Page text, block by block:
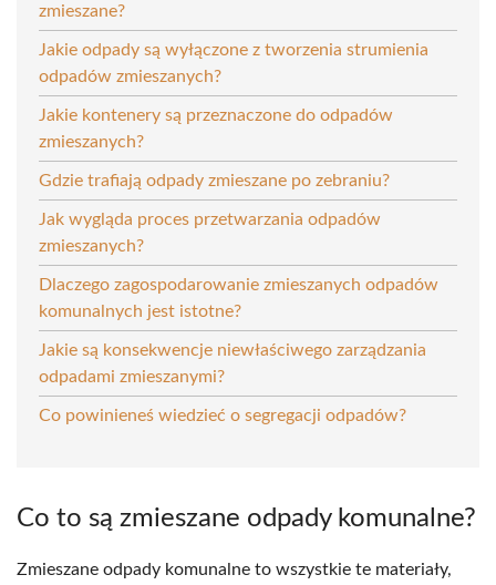
zmieszane?
Jakie odpady są wyłączone z tworzenia strumienia
odpadów zmieszanych?
Jakie kontenery są przeznaczone do odpadów
zmieszanych?
Gdzie trafiają odpady zmieszane po zebraniu?
Jak wygląda proces przetwarzania odpadów
zmieszanych?
Dlaczego zagospodarowanie zmieszanych odpadów
komunalnych jest istotne?
Jakie są konsekwencje niewłaściwego zarządzania
odpadami zmieszanymi?
Co powinieneś wiedzieć o segregacji odpadów?
Co to są zmieszane odpady komunalne?
Zmieszane odpady komunalne to wszystkie te materiały,